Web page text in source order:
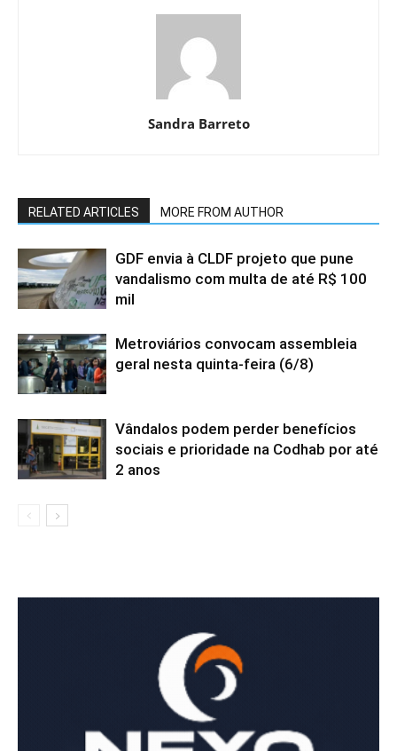
Sandra Barreto
RELATED ARTICLES MORE FROM AUTHOR
GDF envia à CLDF projeto que pune
vandalismo com multa de até R$ 100
mil
Metroviários convocam assembleia
geral nesta quinta-feira (6/8)
Vândalos podem perder benefícios
sociais e prioridade na Codhab por até
2 anos